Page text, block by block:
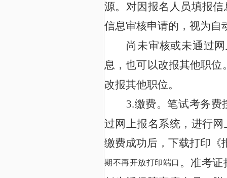
源。对因报名人员填报
信息审核申请的，视为自
尚未审核或未通过
息，也可以改报其他职位
改报其他职位。
3.缴费。笔试考务费
过网上报名系统，进行
缴费成功后，下载打印《
期不再开放打印端口 。准考